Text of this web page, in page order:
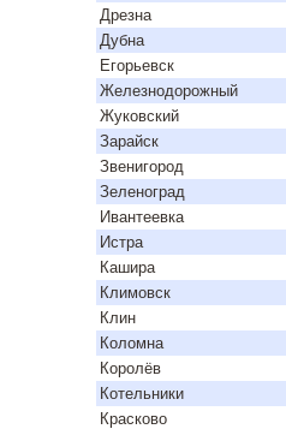
Дрезна
Дубна
Егорьевск
Железнодорожный
Жуковский
Зарайск
Звенигород
Зеленоград
Ивантеевка
Истра
Кашира
Климовск
Клин
Коломна
Королёв
Котельники
Красково